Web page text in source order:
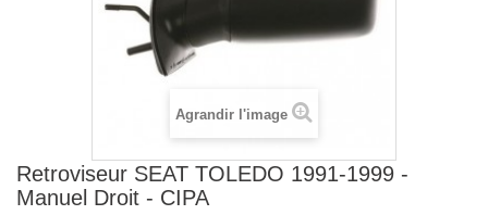
Agrandir l'image
Retroviseur SEAT TOLEDO 1991-1999 -
Manuel Droit - CIPA